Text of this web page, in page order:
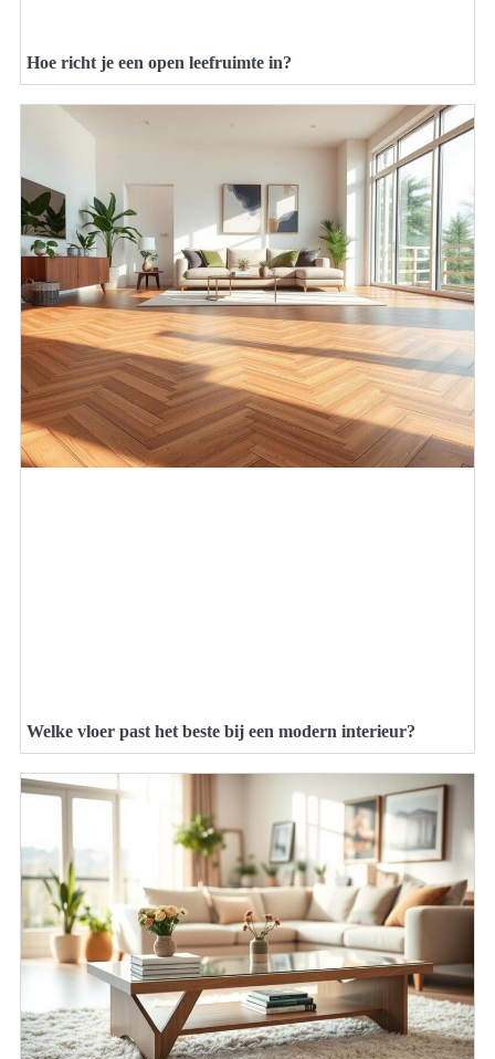
Hoe richt je een open leefruimte in?
Welke vloer past het beste bij een modern interieur?